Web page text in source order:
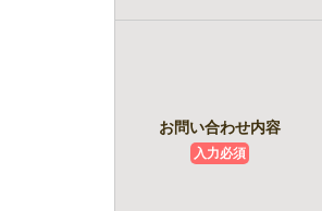
お問い合わせ内容
入力必須